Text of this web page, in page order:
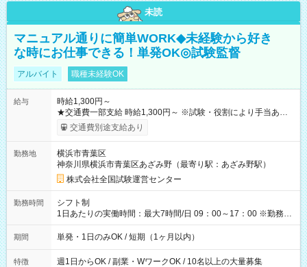
未読
マニュアル通りに簡単WORK◆未経験から好き
な時にお仕事できる！単発OK◎試験監督
アルバイト 職種未経験OK
給与
時給1,300円～
★交通費一部支給 時給1,300円～ ※試験・役割により手当あり
※勤務回数により昇給あり 【即給（前払い）オプションあ
り！】 希望される場合、勤務から1週間ほどで給与の一部を受け
例】 ・河合塾模擬試験 8:30～17:30（休憩1時間） 時給1,300円
×8時間＝日収10,400円＋交通費 ※当日の役割により時給＋100
円の場合あり ・国家試験 7:00～13:30（休憩なし） 時給1,300
円（役割手当＋100円）×6時間＝日収8,400円＋交通費 【試用期
間】試用期間なし
交通費別途支給あり
勤務地
横浜市青葉区
神奈川県横浜市青葉区あざみ野（最寄り駅：あざみ野駅）
株式会社全国試験運営センター
勤務時間
シフト制
1日あたりの実働時間：最大7時間/日 09：00～17：00 ※勤務時
間は 試験により異なります。
期間 単発・1日のみOK / 短期（1ヶ月以内）
特徴 週1日からOK / 副業・WワークOK / 10名以上の大量募集